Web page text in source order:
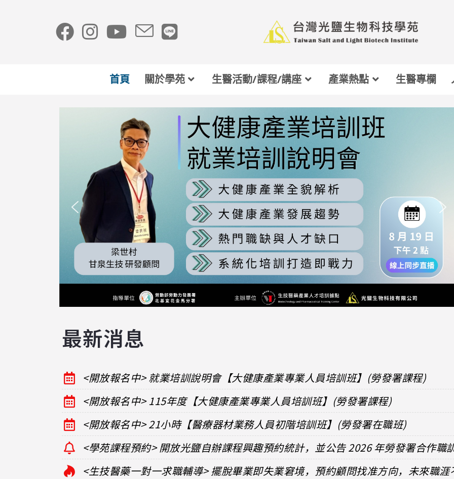
首頁 關於學苑 生醫活動/課程/講座 產業熱點 生醫專欄
最新消息
<開放報名中> 就業培訓說明會【大健康產業專業人員培訓班】(勞發署課程)
<開放報名中> 115年度【大健康產業專業人員培訓班】(勞發署課程)
<開放報名中> 21小時【醫療器材業務人員初階培訓班】(勞發署在職班)
<學苑課程預約> 開放光鹽自辦課程興趣預約統計，並公告 2026 年勞發署合作職
<生技醫藥一對一求職輔導> 擺脫畢業即失業窘境，預約顧問找准方向，未來職涯